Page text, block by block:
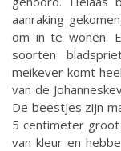
aanraking
om in te wonen.
soorten
meikever komt
van de
De beestjes zijn
5 centimeter groot
van kleur en